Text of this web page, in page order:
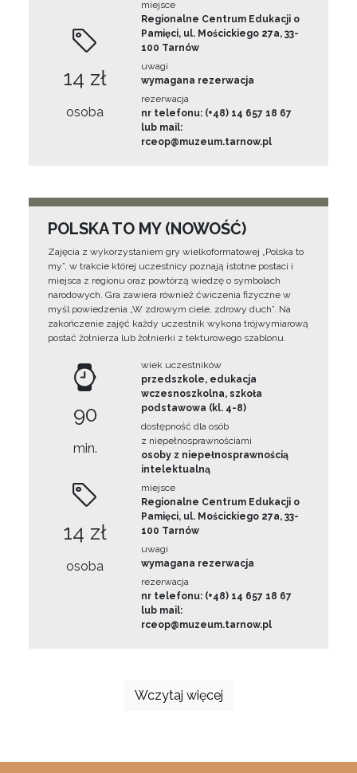
14 zł
osoba
miejsce
Regionalne Centrum Edukacji o
Pamięci, ul. Mościckiego 27a, 33-
100 Tarnów
uwagi
wymagana rezerwacja
rezerwacja
nr telefonu: (+48) 14 657 18 67
lub mail:
rceop@muzeum.tarnow.pl
POLSKA TO MY (NOWOŚĆ)
Zajęcia z wykorzystaniem gry wielkoformatowej „Polska to
my”, w trakcie której uczestnicy poznają istotne postaci i
miejsca z regionu oraz powtórzą wiedzę o symbolach
narodowych. Gra zawiera również ćwiczenia fizyczne w
myśl powiedzenia „W zdrowym ciele, zdrowy duch”. Na
zakończenie zajęć każdy uczestnik wykona trójwymiarową
postać żołnierza lub żołnierki z tekturowego szablonu.
90
min.
14 zł
osoba
wiek uczestników
przedszkole, edukacja
wczesnoszkolna, szkoła
podstawowa (kl. 4-8)
dostępność dla osób
z niepełnosprawnościami
osoby z niepełnosprawnością
intelektualną
miejsce
Regionalne Centrum Edukacji o
Pamięci, ul. Mościckiego 27a, 33-
100 Tarnów
uwagi
wymagana rezerwacja
rezerwacja
nr telefonu: (+48) 14 657 18 67
lub mail:
rceop@muzeum.tarnow.pl
Wczytaj więcej